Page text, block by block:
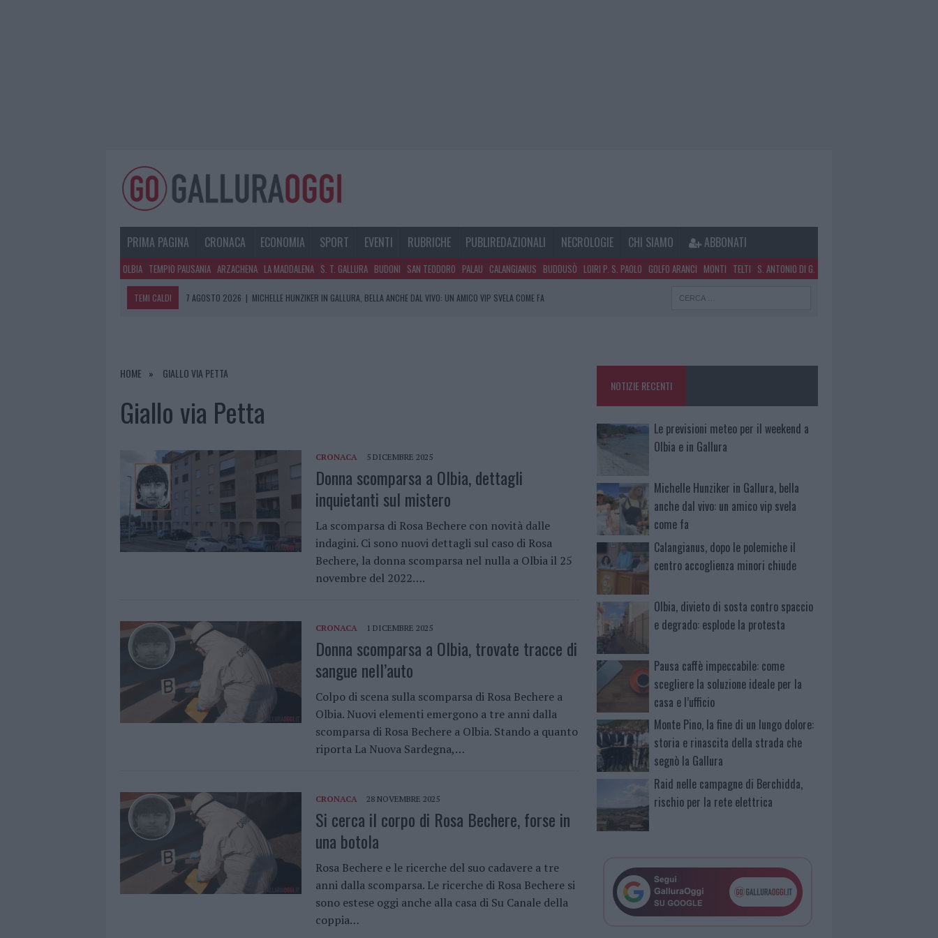
PRIMA PAGINA CRONACA ECONOMIA SPORT EVENTI RUBRICHE PUBLIREDAZIONALI NECROLOGIE CHI SIAMO ABBONATI
OLBIA TEMPIO PAUSANIA ARZACHENA LA MADDALENA S. T. GALLURA BUDONI SAN TEODORO PALAU CALANGIANUS BUDDUSÒ LOIRI P. S. PAOLO GOLFO ARANCI MONTI TELTI S. ANTONIO DI G.
TEMI CALDI 7 AGOSTO 2026 | MICHELLE HUNZIKER IN GALLURA, BELLA ANCHE DAL VIVO: UN AMICO VIP SVELA COME FA
7 AGOSTO 2026 | PAUSA CAFFÈ IMPECCABILE: COME SCEGLIERE LA SOLUZIONE IDEALE PER LA CASA E L’UFFICIO
HOME GIALLO VIA PETTA
Giallo via Petta
CRONACA 5 DICEMBRE 2025
Donna scomparsa a Olbia, dettagli
inquietanti sul mistero
La scomparsa di Rosa Bechere con novità dalle
indagini. Ci sono nuovi dettagli sul caso di Rosa
Bechere, la donna scomparsa nel nulla a Olbia il 25
novembre del 2022….
CRONACA 1 DICEMBRE 2025
Donna scomparsa a Olbia, trovate tracce di
sangue nell’auto
Colpo di scena sulla scomparsa di Rosa Bechere a
Olbia. Nuovi elementi emergono a tre anni dalla
scomparsa di Rosa Bechere a Olbia. Stando a quanto
riporta La Nuova Sardegna,…
CRONACA 28 NOVEMBRE 2025
Si cerca il corpo di Rosa Bechere, forse in
una botola
Rosa Bechere e le ricerche del suo cadavere a tre
anni dalla scomparsa. Le ricerche di Rosa Bechere si
sono estese oggi anche alla casa di Su Canale della
coppia…
NOTIZIE RECENTI
Le previsioni meteo per il weekend a
Olbia e in Gallura
Michelle Hunziker in Gallura, bella
anche dal vivo: un amico vip svela
come fa
Calangianus, dopo le polemiche il
centro accoglienza minori chiude
Olbia, divieto di sosta contro spaccio
e degrado: esplode la protesta
Pausa caffè impeccabile: come
scegliere la soluzione ideale per la
casa e l’ufficio
Monte Pino, la fine di un lungo dolore:
storia e rinascita della strada che
segnò la Gallura
Raid nelle campagne di Berchidda,
rischio per la rete elettrica